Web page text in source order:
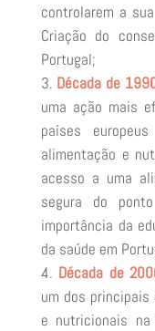
controlarem a
Criação do
Portugal;
Década de
uma ação mais
países
alimentação e
acesso a uma
segura do
importância da
da saúde em
Década de
um dos
e nutricionais na